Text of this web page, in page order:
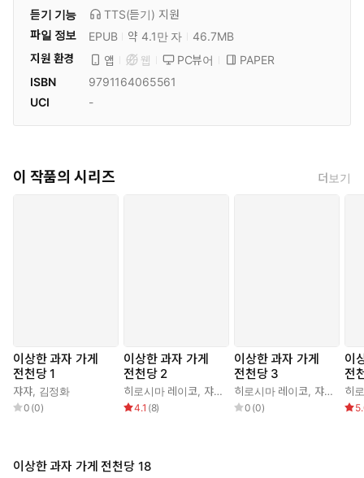
듣기 기능
TTS(듣기) 지원
파일 정보
EPUB 약 4.1만 자
46.7MB
지원 환경
앱 웹 PC뷰어
PAPER
ISBN
9791164065561
UCI
-
이 작품의 시리즈 더보기
이상한 과자 가게
전천당 1
쟈쟈, 김정화
0 (0)
이상한 과자 가게
전천당 2
히로시마 레이코, 쟈쟈 김정화
4.1 (8)
이상한 과자 가게
전천당 3
히로시마 레이코, 쟈쟈 김
0 (0)
이
전
히
이상한 과자 가게 전천당 18